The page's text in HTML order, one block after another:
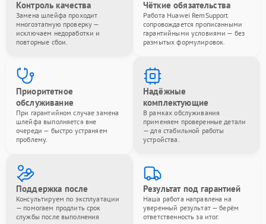
Контроль качества
Замена шлейфа проходит
многоэтапную проверку —
исключаем недоработки и
повторные сбои.
Чёткие обязательства
Работа Huawei RemSupport
сопровождается прописанными
гарантийными условиями — без
размытых формулировок.
Приоритетное
обслуживание
При гарантийном случае замена
шлейфа выполняется вне
очереди — быстро устраняем
проблему.
Надёжные
комплектующие
В рамках обслуживания
применяем проверенные детали
— для стабильной работы
устройства.
Поддержка после
Консультируем по эксплуатации
— помогаем продлить срок
службы после выполнения
Результат под гарантией
Наша работа направлена на
уверенный результат — берём
ответственность за итог.